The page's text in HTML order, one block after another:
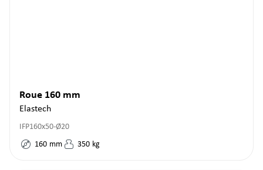
Roue 160 mm
Elastech
IFP160x50-Ø20
160 mm 350 kg